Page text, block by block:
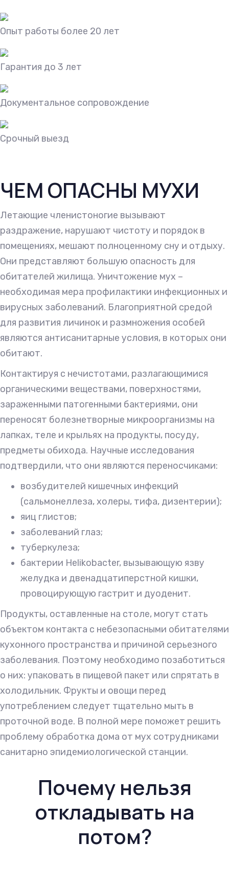
Опыт работы более 20 лет
Гарантия до 3 лет
Документальное сопровождение
Срочный выезд
ЧЕМ ОПАСНЫ МУХИ
Летающие членистоногие вызывают
раздражение, нарушают чистоту и порядок в
помещениях, мешают полноценному сну и отдыху.
Они представляют большую опасность для
обитателей жилища. Уничтожение мух –
необходимая мера профилактики инфекционных и
вирусных заболеваний. Благоприятной средой
для развития личинок и размножения особей
являются антисанитарные условия, в которых они
обитают.
Контактируя с нечистотами, разлагающимися
органическими веществами, поверхностями,
зараженными патогенными бактериями, они
переносят болезнетворные микроорганизмы на
лапках, теле и крыльях на продукты, посуду,
предметы обихода. Научные исследования
подтвердили, что они являются переносчиками:
возбудителей кишечных инфекций
(сальмонеллеза, холеры, тифа, дизентерии);
яиц глистов;
заболеваний глаз;
туберкулеза;
бактерии Helikobacter, вызывающую язву
желудка и двенадцатиперстной кишки,
провоцирующую гастрит и дуоденит.
Продукты, оставленные на столе, могут стать
объектом контакта с небезопасными обитателями
кухонного пространства и причиной серьезного
заболевания. Поэтому необходимо позаботиться
о них: упаковать в пищевой пакет или спрятать в
холодильник. Фрукты и овощи перед
употреблением следует тщательно мыть в
проточной воде. В полной мере поможет решить
проблему обработка дома от мух сотрудниками
санитарно эпидемиологической станции.
Почему нельзя
откладывать на
потом?